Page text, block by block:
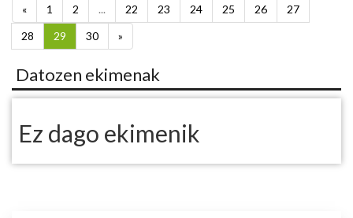
« 1 2 ... 22 23 24 25 26
27
28
29 30 »
Datozen ekimenak
Ez dago ekimenik